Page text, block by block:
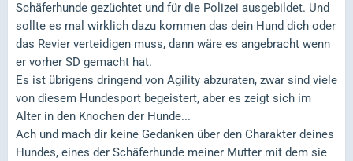
Schäferhunde gezüchtet und für die Polizei ausgebildet. Und
sollte es mal wirklich dazu kommen das dein Hund dich oder
das Revier verteidigen muss, dann wäre es angebracht wenn
er vorher SD gemacht hat.
Es ist übrigens dringend von Agility abzuraten, zwar sind viele
von diesem Hundesport begeistert, aber es zeigt sich im
Alter in den Knochen der Hunde...
Ach und mach dir keine Gedanken über den Charakter deines
Hundes, eines der Schäferhunde meiner Mutter mit dem sie